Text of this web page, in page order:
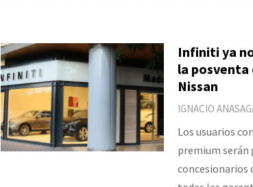
Infiniti ya
la posventa
Nissan
IGNACIO
Los usuarios
premium serán
concesionarios